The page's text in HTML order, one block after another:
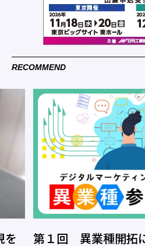
RECOMMEND
を
第１回 異業種開拓